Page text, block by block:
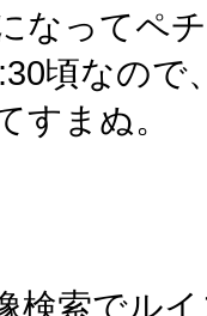
なってペ
頃なので
すまぬ。
検索でル